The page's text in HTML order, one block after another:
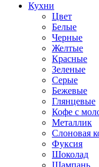
Кухни
Цвет
Белые
Черные
Желтые
Красные
Зеленые
Серые
Бежевые
Глянцевые
Кофе с
Металлик
Слоновая
Фуксия
Шоколад
Шампань